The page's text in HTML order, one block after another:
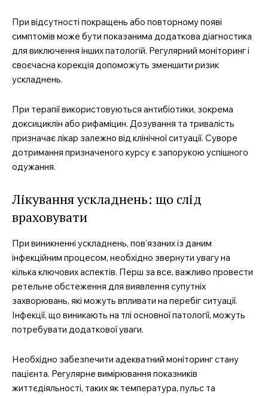
При відсутності покращень або повторному появі
симптомів може бути показанима додаткова діагностика
для виключення інших патологій. Регулярний моніторинг і
своєчасна корекція допоможуть зменшити ризик
ускладнень.
При терапії використовуються антибіотики, зокрема
доксициклін або рифаміцин. Дозування та тривалість
призначає лікар залежно від клінічної ситуації. Суворе
дотримання призначеного курсу є запорукою успішного
одужання.
Лікування ускладнень: що слід
враховувати
При виникненні ускладнень, пов’язаних із даним
інфекційним процесом, необхідно звернути увагу на
кілька ключових аспектів. Перш за все, важливо провести
ретельне обстеження для виявлення супутніх
захворювань, які можуть впливати на перебіг ситуації.
Інфекції, що виникають на тлі основної патології, можуть
потребувати додаткової уваги.
Необхідно забезпечити адекватний моніторинг стану
пацієнта. Регулярне вимірювання показників
життєдіяльності, таких як температура, пульс та